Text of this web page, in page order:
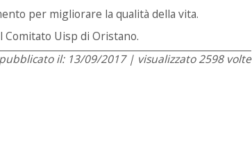
per migliorare la qualità della vita.
Comitato Uisp di Oristano.
pubblicato il: 13/09/2017 | visualizzato 2598 volte